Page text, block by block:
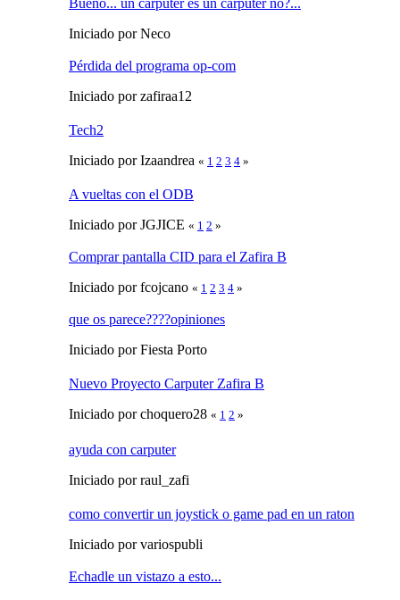
Iniciado por Neco
Pérdida del programa op-com
Iniciado por zafiraa12
Tech2
Iniciado por Izaandrea « 1 2 3 4 »
A vueltas con el ODB
Iniciado por JGJICE « 1 2 »
Comprar pantalla CID para el Zafira B
Iniciado por fcojcano « 1 2 3 4 »
que os parece????opiniones
Iniciado por Fiesta Porto
Nuevo Proyecto Carputer Zafira B
Iniciado por choquero28 « 1 2 »
ayuda con carputer
Iniciado por raul_zafi
como convertir un joystick o game pad en un raton
Iniciado por variospubli
Echadle un vistazo a esto...